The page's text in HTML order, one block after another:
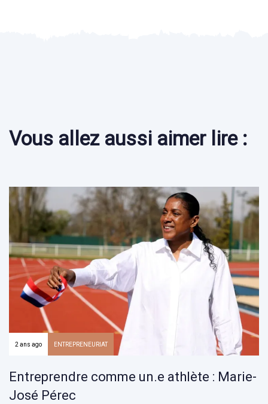
Vous allez aussi aimer lire :
2 ans ago ENTREPRENEURIAT
Entreprendre comme un.e athlète : Marie-
José Pérec